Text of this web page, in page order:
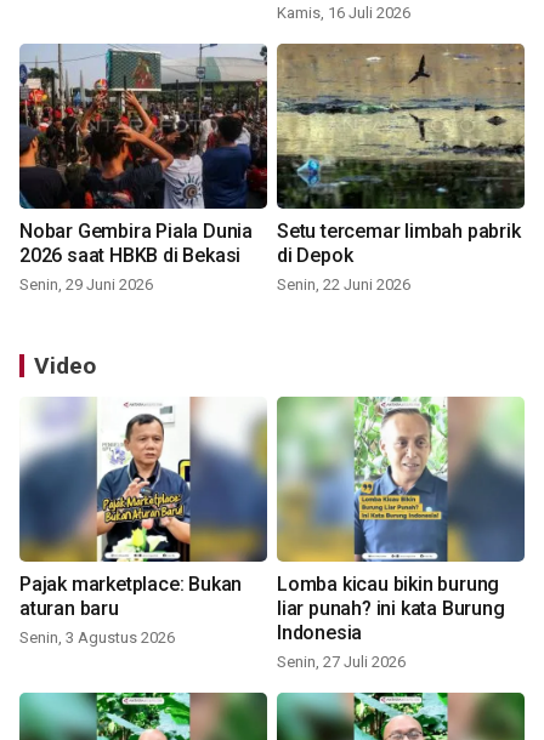
Kamis, 16 Juli 2026
Nobar Gembira Piala Dunia
2026 saat HBKB di Bekasi
Senin, 29 Juni 2026
Setu tercemar limbah pabrik
di Depok
Senin, 22 Juni 2026
Video
Pajak marketplace: Bukan
aturan baru
Senin, 3 Agustus 2026
Lomba kicau bikin burung
liar punah? ini kata Burung
Indonesia
Senin, 27 Juli 2026